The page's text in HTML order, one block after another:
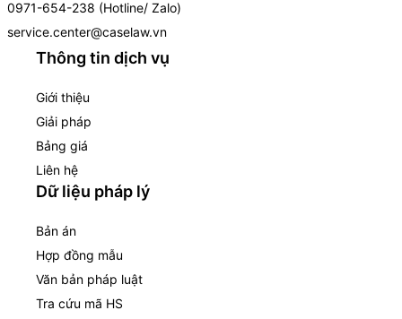
0971-654-238 (Hotline/ Zalo)
service.center@caselaw.vn
Thông tin dịch vụ
Giới thiệu
Giải pháp
Bảng giá
Liên hệ
Dữ liệu pháp lý
Bản án
Hợp đồng mẫu
Văn bản pháp luật
Tra cứu mã HS